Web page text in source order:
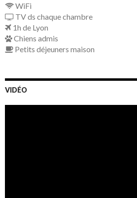
WiFi
TV ds chaque chambre
1h de Lyon
Chiens admis
Petits déjeuners maison
VIDÉO